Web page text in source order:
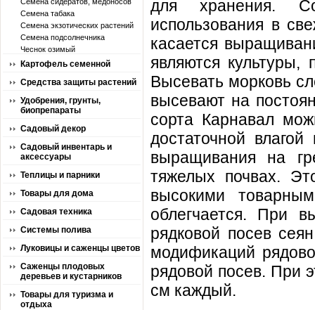
Семена табака
Семена экзотических растений
Семена подсолнечника
Чеснок озимый
Картофель семенной
Средства защиты растений
Удобрения, грунты,
биопрепараты
Садовый декор
Садовый инвентарь и
аксессуары
Теплицы и парники
Товары для дома
Садовая техника
Системы полива
Луковицы и саженцы цветов
Саженцы плодовых
деревьев и кустарников
Товары для туризма и
отдыха
для хранения.
использования в
касается
являются культуры,
Высевать морковь
высевают на
сорта Карнавал
достаточной
выращивания на
тяжелых почвах.
высокими
облегчается. При
рядковой посев
модификаций
рядовой посев. При
см каждый.